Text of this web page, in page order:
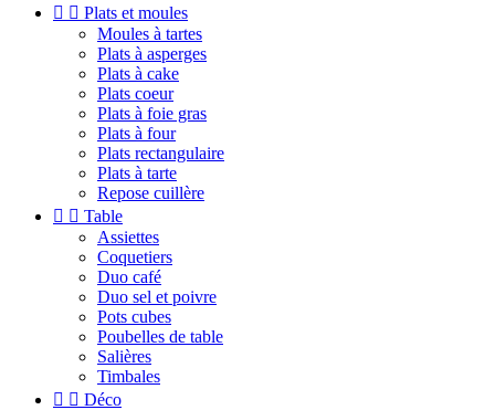
  Plats et moules
Moules à tartes
Plats à asperges
Plats à cake
Plats coeur
Plats à foie gras
Plats à four
Plats rectangulaire
Plats à tarte
Repose cuillère
  Table
Assiettes
Coquetiers
Duo café
Duo sel et poivre
Pots cubes
Poubelles de table
Salières
Timbales
  Déco